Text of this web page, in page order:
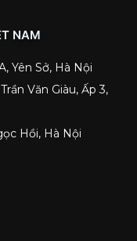
NAM
Yên Sở, Hà Nội
Văn Giàu, Ấp 3,
Hồi, Hà Nội